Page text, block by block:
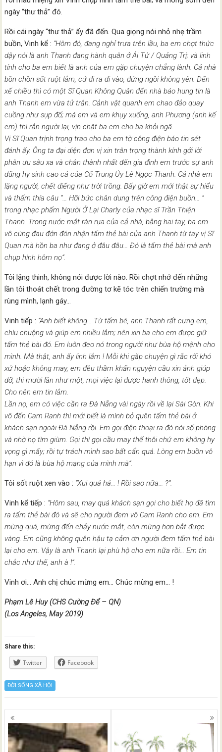
ngày “thư thả” đó.
Rồi cái ngày “thư thả” ấy đã đến. Qua giọng nói nhỏ nhẹ trầm
buồn, Vinh kể : “Hôm đó, đang nghỉ trưa trên lầu, ba em chợt thức
dậy nói là anh Thanh đang hành quân ở Ái Tử / Quảng Trị; và linh
tính cho ba em biết là anh của em gặp chuyện chẳng lành. Cả nhà
bồn chồn sốt ruột lắm, cứ đi ra đi vào, đứng ngồi không yên. Đến
xế chiều thì có một Sĩ Quan Không Quân đến nhà báo hung tin là
anh Thanh em vừa tử trận. Cảnh vật quanh em chao đảo quay
cuồng như sụp đổ; má em và em khụy xuống, anh Phương (anh kế
em) thì rắn người lại, vịn chặt ba em cho ba khỏi ngã.
Vị Sĩ Quan trịnh trọng trao cho ba em tờ công điện báo tin sét
đánh ấy. Ông ta đại diện đơn vị xin trân trọng thành kính gởi lời
phân ưu sâu xa và chân thành nhất đến gia đình em trước sự anh
dũng hy sinh cao cả của Cố Trung Úy Lê Ngọc Thanh. Cả nhà em
lặng người, chết điếng như trời trồng. Bấy giờ em mới thật sự hiểu
và thấm thía câu “… Hỡi bức chân dung trên công điện buồn… ”
trong nhạc phẩm Người Ở Lại Charly của nhạc sĩ Trần Thiện
Thanh. Trong nước mắt ràn rụa của cả nhà, bằng hai tay, ba em
vô cùng đau đớn đón nhận tấm thẻ bài của anh Thanh từ tay vị Sĩ
Quan mà hồn ba như đang ở đâu đâu… Đó là tấm thẻ bài mà anh
chụp hình hôm nọ”.
Tôi lặng thinh, không nói được lời nào. Rồi chợt nhớ đến những
lần tôi thoát chết trong đường tơ kẽ tóc trên chiến trường mà
rùng mình, lạnh gáy…
Vinh tiếp : “Anh biết không… Từ tấm bé, anh Thanh rất cưng em,
chìu chuộng và giúp em nhiều lắm; nên xin ba cho em được giữ
tấm thẻ bài đó. Em luôn đeo nó trong người như bùa hộ mệnh cho
mình. Mà thật, anh ấy linh lắm ! Mỗi khi gặp chuyện gì rắc rối khó
xử hoặc không may, em đều thầm khấn nguyện cầu xin ảnh giúp
đỡ, thì mười lần như một, mọi việc lại được hanh thông, tốt đẹp.
Cho nên em tin lắm.
Lần nọ, em có việc cần ra Đà Nẵng vài ngày rồi về lại Sài Gòn. Khi
vô đến Cam Ranh thì mới biết là mình bỏ quên tấm thẻ bài ở
khách sạn ngoài Đà Nẵng rồi. Em gọi điện thoại ra đó nói số phòng
và nhờ họ tìm giùm. Gọi thì gọi cầu may thế thôi chứ em không hy
vọng gì mấy; rồi tự trách mình sao bất cẩn quá. Lòng em buồn vô
hạn vì đó là bùa hộ mạng của mình mà”.
Tôi sốt ruột xen vào : “Xui quá há… ! Rồi sao nữa… ?”.
Vinh kể tiếp : “Hôm sau, may quá khách sạn gọi cho biết họ đã tìm
ra tấm thẻ bài đó và sẽ cho người đem vô Cam Ranh cho em. Em
mừng quá, mừng đến chảy nước mắt, còn mừng hơn bắt được
vàng. Em cũng không quên hậu tạ cảm ơn người đem tấm thẻ bài
lại cho em. Vậy là anh Thanh lại phù hộ cho em nữa rồi… Em tin
chắc như thế, anh à !”.
Vinh ơi… Anh chị chúc mừng em… Chúc mừng em… !
Phạm Lê Huy (CHS Cường Để – QN)
(Los Angeles, May 2019)
Share this:
Twitter Facebook
ĐỜI SỐNG XÃ HỘI
Posts
navigation